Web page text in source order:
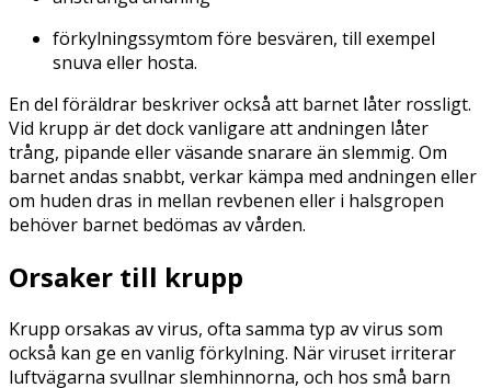
förkylningssymtom före besvären, till exempel
snuva eller hosta.
En del föräldrar beskriver också att barnet låter rossligt.
Vid krupp är det dock vanligare att andningen låter
trång, pipande eller väsande snarare än slemmig. Om
barnet andas snabbt, verkar kämpa med andningen eller
om huden dras in mellan revbenen eller i halsgropen
behöver barnet bedömas av vården.
Orsaker till krupp
Krupp orsakas av virus, ofta samma typ av virus som
också kan ge en vanlig förkylning. När viruset irriterar
luftvägarna svullnar slemhinnorna, och hos små barn